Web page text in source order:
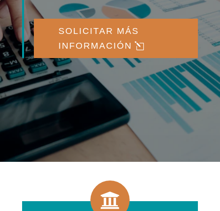
SOLICITAR MÁS
INFORMACIÓN
